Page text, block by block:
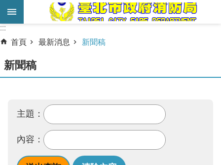
跳到主要內容區塊
進
搜
尋
務
務
機
:::
:::
首頁
最新消息 新聞稿
新聞稿
主題：
內容：